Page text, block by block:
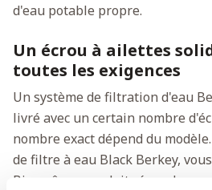
d'eau potable propre.
Un écrou à ailettes
toutes les exigences
Un système de filtration d'eau
livré avec un certain nombre
nombre exact dépend du
de filtre à eau Black Berkey,
Bien sûr, ce produit répond aux